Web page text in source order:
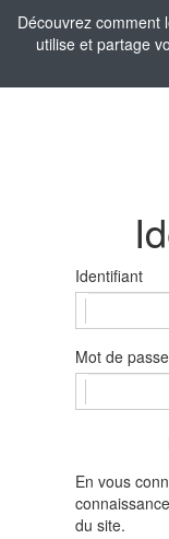
Découvrez comment
utilise et partage
Identifiant
Mot de passe
En vous
du site.